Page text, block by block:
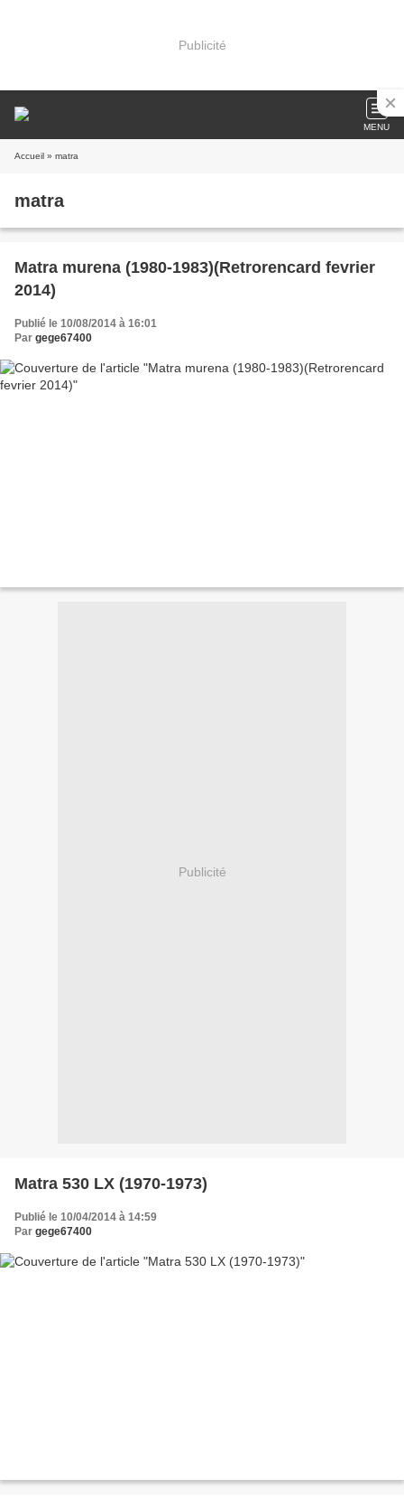
Publicité
MENU
Accueil » matra
matra
Matra murena (1980-1983)(Retrorencard fevrier
2014)
Publié le 10/08/2014 à 16:01
Par gege67400
Publicité
Matra 530 LX (1970-1973)
Publié le 10/04/2014 à 14:59
Par gege67400